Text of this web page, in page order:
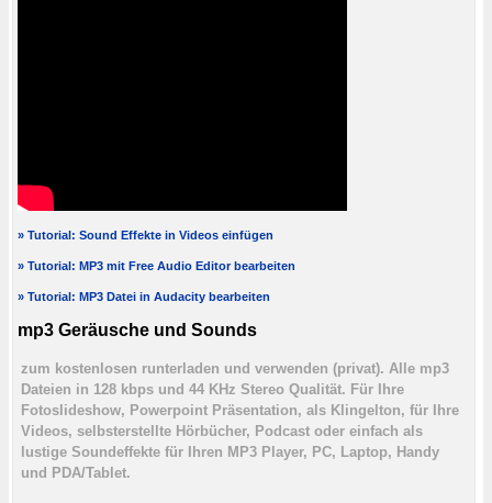
» Tutorial: Sound Effekte in Videos einfügen
» Tutorial: MP3 mit Free Audio Editor bearbeiten
» Tutorial: MP3 Datei in Audacity bearbeiten
mp3 Geräusche und Sounds
zum kostenlosen runterladen und verwenden (privat). Alle mp3
Dateien in 128 kbps und 44 KHz Stereo Qualität. Für Ihre
Fotoslideshow, Powerpoint Präsentation, als Klingelton, für Ihre
Videos, selbsterstellte Hörbücher, Podcast oder einfach als
lustige Soundeffekte für Ihren MP3 Player, PC, Laptop, Handy
und PDA/Tablet.